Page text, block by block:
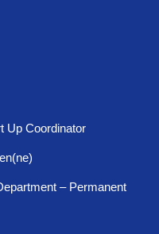
Up Coordinator
– Permanent